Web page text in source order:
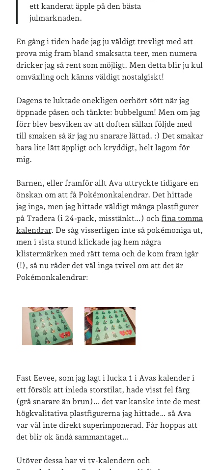
Kalender
Logga in
Flöde för inlägg
Flöde för kommentarer
WordPress.org
ett kanderat äpple på den bästa
julmarknaden.
En gång i tiden hade jag ju väldigt trevligt med att
prova mig fram bland smaksatta teer, men numera
dricker jag så rent som möjligt. Men detta blir ju kul
omväxling och känns väldigt nostalgiskt!
Dagens te luktade onekligen oerhört sött när jag
öppnade påsen och tänkte: bubbelgum! Men om jag
förr blev besviken av att doften sällan följde med
till smaken så är jag nu snarare lättad. :) Det smakar
bara lite lätt äppligt och kryddigt, helt lagom för
mig.
Barnen, eller framför allt Ava uttryckte tidigare en
önskan om att få Pokémonkalendrar. Det hittade
jag inga, men jag hittade väldigt många plastfigurer
på Tradera (i 24-pack, misstänkt…) ochfina tomma
kalendrar. De såg visserligen inte så pokémoniga ut,
men i sista stund klickade jag hem några
klistermärken med rätt tema och de kom fram igår
(!), så nu råder det väl inga tvivel om att det är
Pokémonkalendrar:
Fast Eevee, som jag lagt i lucka 1 i Avas kalender i
ett försök att inleda storstilat, hade visst fel färg
(grå snarare än brun)… det var kanske inte de mest
högkvalitativa plastfigurerna jag hittade… så Ava
var väl inte direkt superimponerad. Får hoppas att
det blir ok ändå sammantaget…
Utöver dessa har vi tv-kalendern och